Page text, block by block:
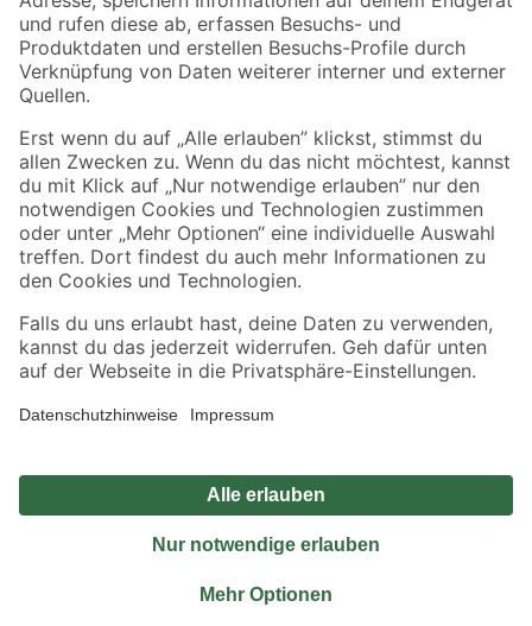
Zahlungsarten Versandarten
Sicher einkaufen
Jetzt die toom-App herunterladen
Alle Preisangaben in EUR inkl. gesetzl. MwSt.. Die dargestellten Angebote sind unter
Umständen nicht in allen Märkten verfügbar. Die angegebenen Verfügbarkeiten beziehen
Produkte nur solange der Vorrat reicht.
*Paketversand ab 59 € versandkostenfrei, gilt nicht für Artikel mit Speditionsversand, hier
Privatsphäre Impressum
Nutzungsbedingungen
Widerrufsrecht
Vertrag widerrufen
© 2026 toom Baumarkt GmbH